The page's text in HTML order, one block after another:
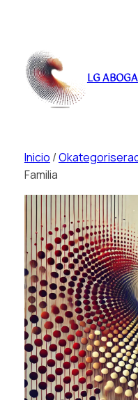
Saltar
contenido
LG
Inicio /
Familia